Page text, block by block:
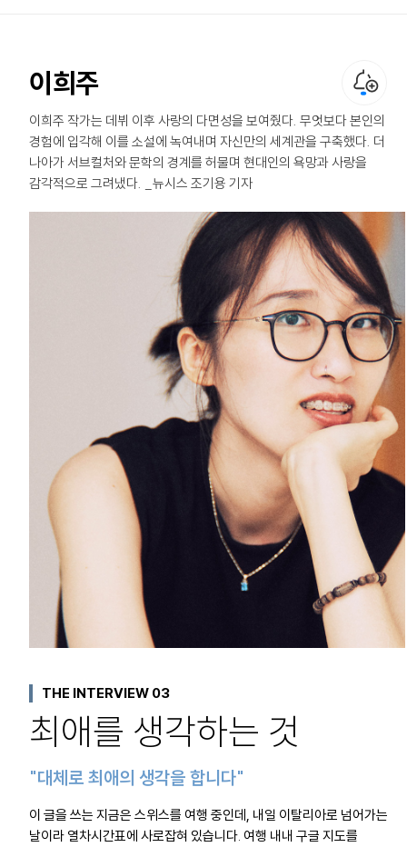
이희주
이희주 작가는 데뷔 이후 사랑의 다면성을 보여줬다. 무엇보다 본인의
경험에 입각해 이를 소설에 녹여내며 자신만의 세계관을 구축했다. 더
나아가 서브컬처와 문학의 경계를 허물며 현대인의 욕망과 사랑을
감각적으로 그려냈다. _뉴시스 조기용 기자
THE INTERVIEW 03
최애를 생각하는 것
"대체로 최애의 생각을 합니다"
이 글을 쓰는 지금은 스위스를 여행 중인데, 내일 이탈리아로 넘어가는
날이라 열차시간표에 사로잡혀 있습니다. 여행 내내 구글 지도를